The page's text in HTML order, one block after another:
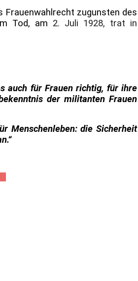
Frauenwahlrecht zugunsten des
Tod, am 2. Juli 1928, trat in
auch für Frauen richtig, für ihre
der militanten Frauen
Menschenleben: die Sicherheit